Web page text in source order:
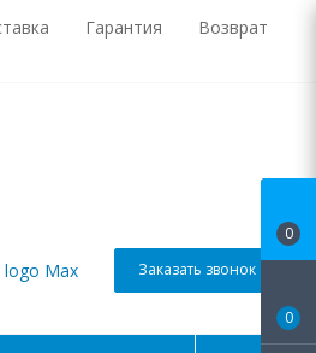
Гарантия Возврат
Заказать звонок
0
0